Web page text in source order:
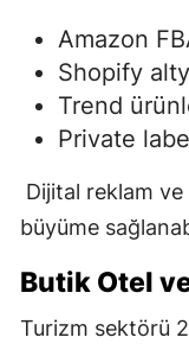
Amazon
Shopify
Trend
Private
Dijital reklam ve
büyüme
Butik Otel
Turizm sektörü